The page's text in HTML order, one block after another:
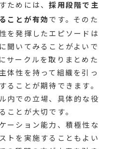
ためには、採用段階で主
ことが有効です。そのた
を発揮したエピソードは
聞いてみることがよいで
サークルを取りまとめた
体性を持って組織を引っ
ることが期待できます。
内での立場、具体的な役
ことが大切です。
ーション能力、積極性な
トを実施することもよい